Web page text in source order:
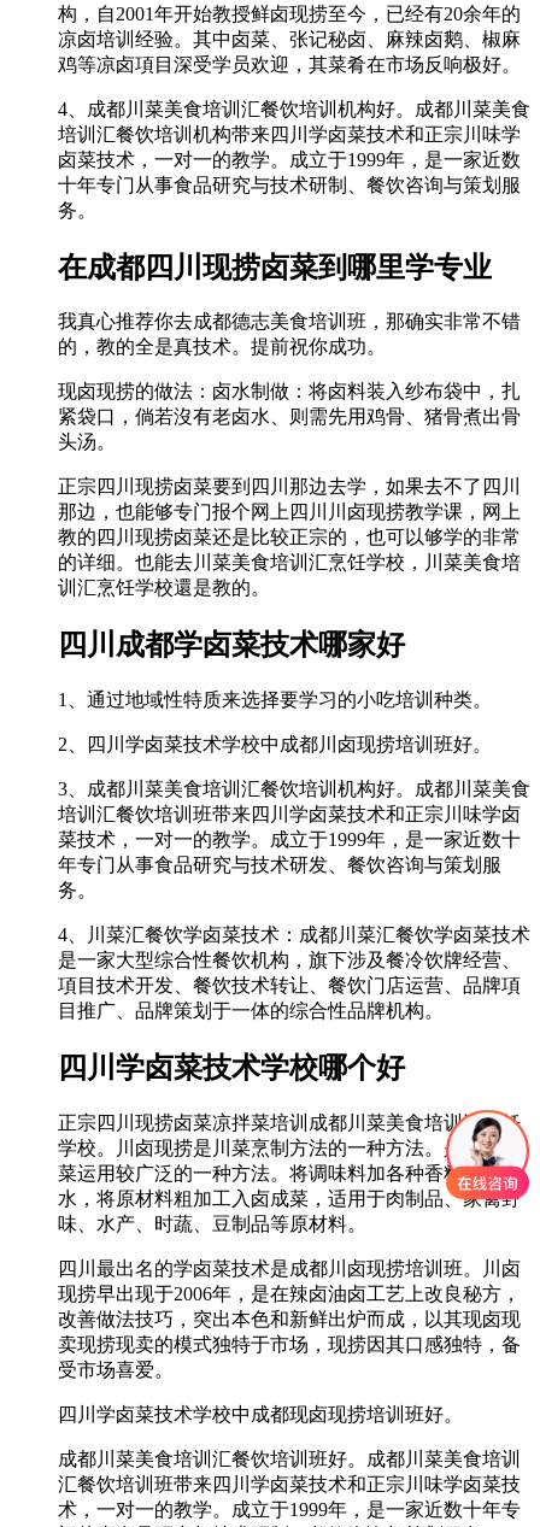
构，自2001年开始教授鲜卤现捞至今，已经有20余年的
凉卤培训经验。其中卤菜、张记秘卤、麻辣卤鹅、椒麻
鸡等凉卤項目深受学员欢迎，其菜肴在市场反响极好。
4、成都川菜美食培训汇餐饮培训机构好。成都川菜美食
培训汇餐饮培训机构带来四川学卤菜技术和正宗川味学
卤菜技术，一对一的教学。成立于1999年，是一家近数
十年专门从事食品研究与技术研制、餐饮咨询与策划服
务。
在成都四川现捞卤菜到哪里学专业
我真心推荐你去成都德志美食培训班，那确实非常不错
的，教的全是真技术。提前祝你成功。
现卤现捞的做法：卤水制做：将卤料装入纱布袋中，扎
紧袋口，倘若沒有老卤水、则需先用鸡骨、猪骨煮出骨
头汤。
正宗四川现捞卤菜要到四川那边去学，如果去不了四川
那边，也能够专门报个网上四川川卤现捞教学课，网上
教的四川现捞卤菜还是比较正宗的，也可以够学的非常
的详细。也能去川菜美食培训汇烹饪学校，川菜美食培
训汇烹饪学校還是教的。
四川成都学卤菜技术哪家好
1、通过地域性特质来选择要学习的小吃培训种类。
2、四川学卤菜技术学校中成都川卤现捞培训班好。
3、成都川菜美食培训汇餐饮培训机构好。成都川菜美食
培训汇餐饮培训班带来四川学卤菜技术和正宗川味学卤
菜技术，一对一的教学。成立于1999年，是一家近数十
年专门从事食品研究与技术研发、餐饮咨询与策划服
务。
4、川菜汇餐饮学卤菜技术：成都川菜汇餐饮学卤菜技术
是一家大型综合性餐饮机构，旗下涉及餐冷饮牌经营、
項目技术开发、餐饮技术转让、餐饮门店运营、品牌項
目推广、品牌策划于一体的综合性品牌机构。
四川学卤菜技术学校哪个好
正宗四川现捞卤菜凉拌菜培训成都川菜美食培训汇烹饪
学校。川卤现捞是川菜烹制方法的一种方法。是川菜冷
菜运用较广泛的一种方法。将调味料加各种香料制成卤
水，将原材料粗加工入卤成菜，适用于肉制品、家禽野
味、水产、时蔬、豆制品等原材料。
四川最出名的学卤菜技术是成都川卤现捞培训班。川卤
现捞早出现于2006年，是在辣卤油卤工艺上改良秘方，
改善做法技巧，突出本色和新鲜出炉而成，以其现卤现
卖现捞现卖的模式独特于市场，现捞因其口感独特，备
受市场喜爱。
四川学卤菜技术学校中成都现卤现捞培训班好。
成都川菜美食培训汇餐饮培训班好。成都川菜美食培训
汇餐饮培训班带来四川学卤菜技术和正宗川味学卤菜技
术，一对一的教学。成立于1999年，是一家近数十年专